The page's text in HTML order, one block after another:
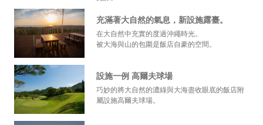
充滿著大自然的氣息，新設施露臺。
在大自然中充實的度過沖繩時光。
被大海與山的包圍是飯店自豪的空間。
設施一例 高爾夫球場
巧妙的將大自然的濃綠與大海盡收眼底的飯店附
屬設施高爾夫球場。